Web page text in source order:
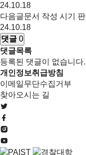
24.10.18
다음글문서 작성 시기
24.10.18
댓글 0
댓글목록
등록된 댓글이 없습니다.
개인정보취급방침
이메일무단수집거부
찾아오시는 길